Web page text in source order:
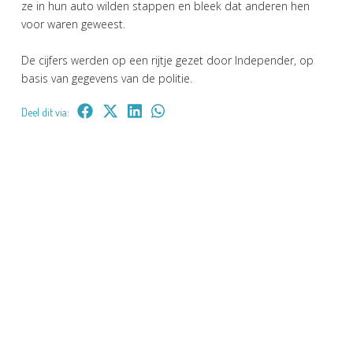
ze in hun auto wilden stappen en bleek dat anderen hen
voor waren geweest.
De cijfers werden op een rijtje gezet door Independer, op
basis van gegevens van de politie.
Deel dit via: